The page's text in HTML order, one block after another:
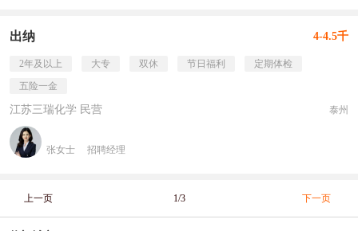
出纳 4-4.5千
2年及以上 大专 双休 节日福利
定期体检
五险一金
江苏三瑞化学 民营 泰州
张女士 招聘经理
上一页 1/3 下一页